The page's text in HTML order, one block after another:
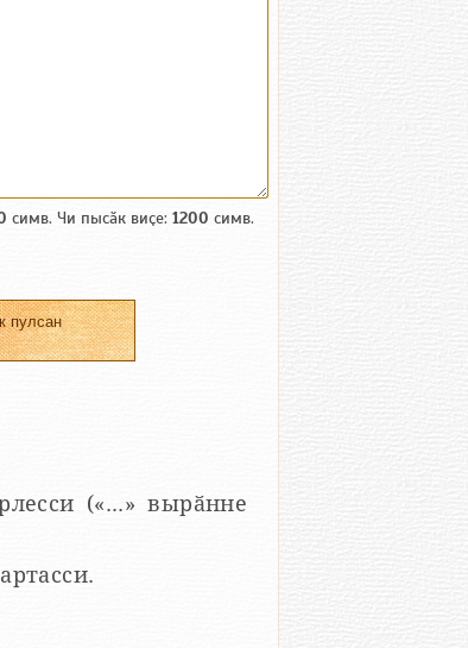
симв. Чи пысӑк виҫе: 1200 симв.
пулсан
(«...» вырӑнне